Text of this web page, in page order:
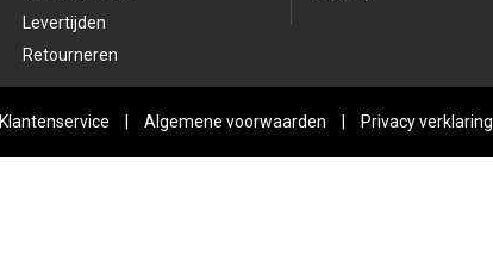
Levertijden
Retourneren
Klantenservice Algemene voorwaarden Privacy verklaring